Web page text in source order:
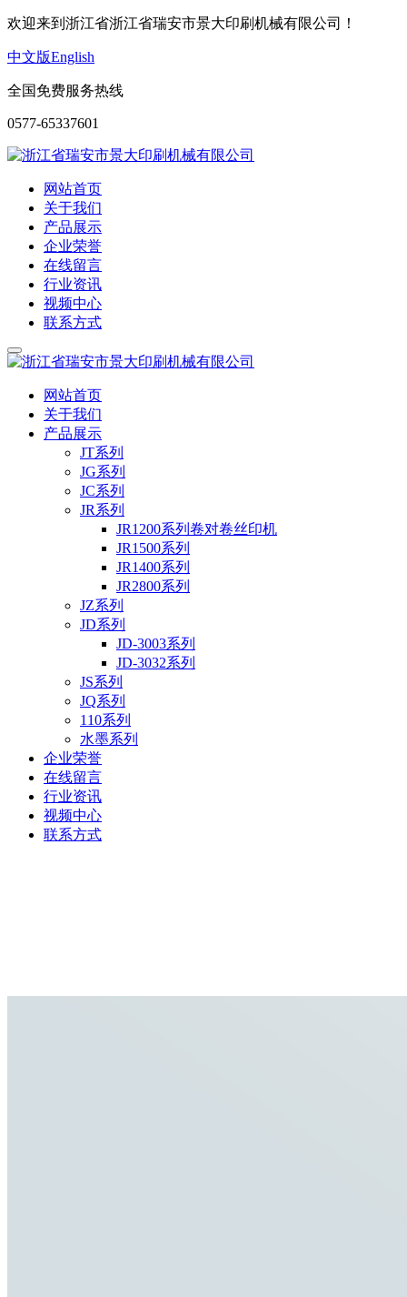
欢迎来到浙江省浙江省瑞安市景大印刷机械有限公司！
中文版English
全国免费服务热线
0577-65337601
网站首页
关于我们
产品展示
企业荣誉
在线留言
行业资讯
视频中心
联系方式
网站首页
关于我们
产品展示
JT系列
JG系列
JC系列
JR系列
JR1200系列卷对卷丝印机
JR1500系列
JR1400系列
JR2800系列
JZ系列
JD系列
JD-3003系列
JD-3032系列
JS系列
JQ系列
110系列
水墨系列
企业荣誉
在线留言
行业资讯
视频中心
联系方式